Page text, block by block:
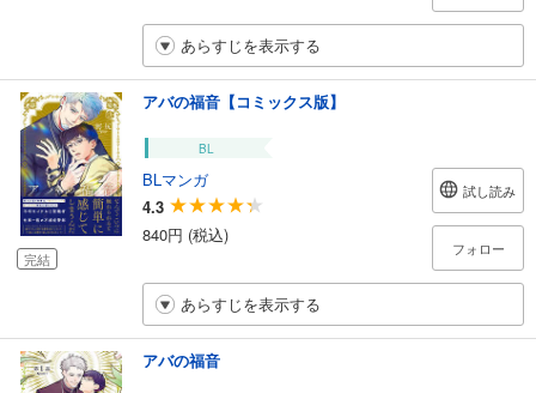
あらすじを表示する
完結
アバの福音【コミックス版】
BL
BLマンガ
4.3
840円 (税込)
試し読み
フォロー
あらすじを表示する
アバの福音